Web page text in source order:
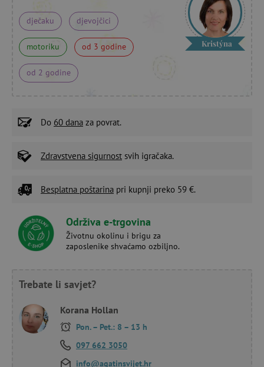
dječaku djevojčici
motoriku od 3 godine
od 2 godine
Kristýna
Do 60 dana za povrat.
Zdravstvena sigurnost svih igračaka.
Besplatna poštarina pri kupnji preko 59 €.
Održiva e-trgovina
Životnu okolinu i brigu za
zaposlenike shvaćamo ozbiljno.
Trebate li savjet?
Korana Hollan
Pon. – Pet.: 8 – 13 h
097 662 3050
info@agatinsvijet.hr